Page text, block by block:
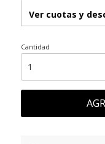
Ver cuotas y
Cantidad